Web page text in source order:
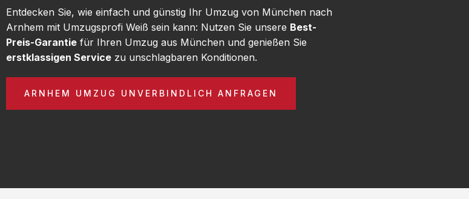
Entdecken Sie, wie einfach und günstig Ihr Umzug von München nach
Arnhem mit Umzugsprofi Weiß sein kann: Nutzen Sie unsere Best-
Preis-Garantie für Ihren Umzug aus München und genießen Sie
erstklassigen Service zu unschlagbaren Konditionen.
ARNHEM UMZUG UNVERBINDLICH ANFRAGEN